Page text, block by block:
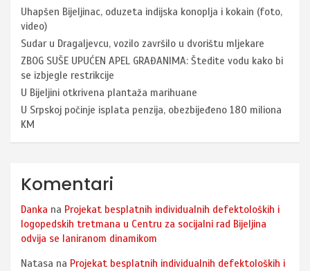
Uhapšen Bijeljinac, oduzeta indijska konoplja i kokain (foto,
video)
Sudar u Dragaljevcu, vozilo završilo u dvorištu mljekare
ZBOG SUŠE UPUĆEN APEL GRAĐANIMA: Štedite vodu kako bi
se izbjegle restrikcije
U Bijeljini otkrivena plantaža marihuane
U Srpskoj počinje isplata penzija, obezbijeđeno 180 miliona
KM
Komentari
Danka na Projekat besplatnih individualnih defektoloških i
logopedskih tretmana u Centru za socijalni rad Bijeljina
odvija se laniranom dinamikom
Natasa na Projekat besplatnih individualnih defektoloških i